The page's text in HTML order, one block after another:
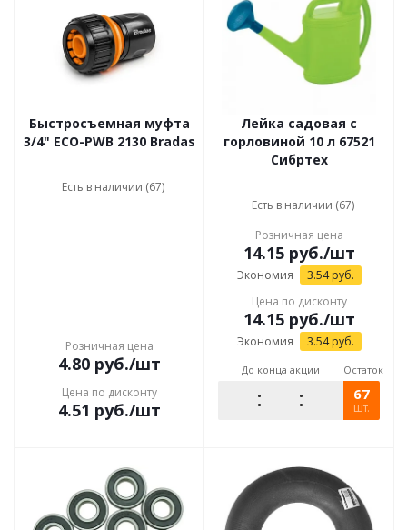
Быстросъемная муфта
3/4" ECO-PWB 2130 Bradas
Есть в наличии (67)
Розничная цена
4.80руб./шт
Цена по дисконту
4.51 руб./шт
Лейка садовая с
горловиной 10 л 67521
Сибртех
Есть в наличии (67)
Розничная цена
14.15руб./шт
Экономия 3.54руб.
Цена по дисконту
14.15руб./шт
Экономия 3.54руб.
До конца акции Остаток
67
шт.